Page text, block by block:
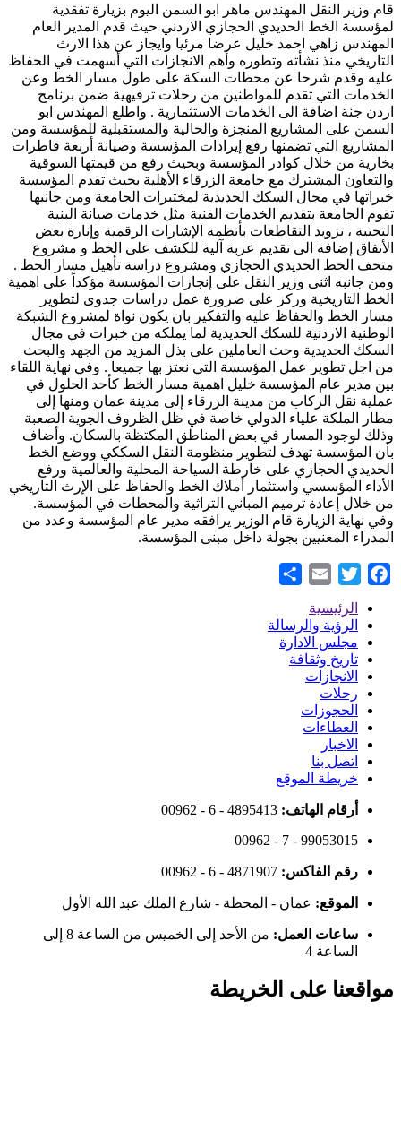
قام وزير النقل المهندس ماهر ابو السمن اليوم بزيارة تفقدية
لمؤسسة الخط الحديدي الحجازي الاردني حيث قدم المدير العام
المهندس زاهي احمد خليل عرضا مرئيا وايجاز عن هذا الارث
التاريخي منذ نشأته وتطوره وأهم الانجازات التي أسهمت في الحفاظ
عليه وقدم شرحا عن محطات السكة على طول مسار الخط وعن
الخدمات التي تقدم للمواطنين من رحلات ترفيهية ضمن برنامج
اردن جنة اضافة الى الخدمات الاستثمارية . واطلع المهندس ابو
السمن على المشاريع المنجزة والحالية والمستقبلية للمؤسسة ومن
المشاريع التي تضمنها رفع إيرادات المؤسسة وصيانة أربعة قاطرات
بخارية من خلال كوادر المؤسسة وبحيث رفع من قيمتها السوقية
والتعاون المشترك مع جامعة الزرقاء الأهلية بحيث تقدم المؤسسة
خبراتها في مجال السكك الحديدية لمختبرات الجامعة ومن جانبها
تقوم الجامعة بتقديم الخدمات الفنية مثل خدمات صيانة البنية
التحتية ، تزويد التقاطعات بأنظمة الإشارات الرقمية وإنارة بعض
الأنفاق إضافة الى تقديم عربة آلية للكشف على الخط و مشروع
متحف الخط الحديدي الحجازي ومشروع دراسة تأهيل مسار الخط .
ومن جانبه اثنى وزير النقل على إنجازات المؤسسة مؤكداً على اهمية
الخط التاريخية وركز على ضرورة عمل دراسات جدوى لتطوير
مسار الخط والحفاظ عليه والتفكير بان يكون نواة لمشروع الشبكة
الوطنية الاردنية للسكك الحديدية لما يملكه من خبرات في مجال
السكك الحديدية وحث العاملين على بذل المزيد من الجهد والبحث
من اجل تطوير عمل المؤسسة التي نعتز بها جميعا . وفي نهاية اللقاء
بين مدير عام المؤسسة خليل اهمية مسار الخط كأحد الحلول في
عملية نقل الركاب من مدينة الزرقاء إلى مدينة عمان ومنها إلى
مطار الملكة علياء الدولي خاصة في ظل الظروف الجوية الصعبة
وذلك لوجود المسار في بعض المناطق المكتظة بالسكان. وأضاف
بأن المؤسسة تهدف لتطوير منظومة النقل السككي ووضع الخط
الحديدي الحجازي على خارطة السياحة المحلية والعالمية ورفع
الأداء المؤسسي واستثمار أملاك الخط والحفاظ على الإرث التاريخي
من خلال إعادة ترميم المباني التراثية والمحطات في المؤسسة.
وفي نهاية الزيارة قام الوزير يرافقه مدير عام المؤسسة وعدد من
المدراء المعنيين بجولة داخل مبنى المؤسسة.
Facebook
Twitter
Email
Footer
Menu
الرئيسية
الرؤية والرسالة
مجلس الادارة
تاريخ وثقافة
الانجازات
رحلات
الحجوزات
العطاءات
الاخبار
اتصل بنا
خريطة الموقع
أرقام الهاتف: 00962 - 6 - 4895413
00962 - 7 - 99053015
رقم الفاكس: 00962 - 6 - 4871907
الموقع: عمان - المحطة - شارع الملك عبد الله الأول
ساعات العمل:
من الأحد إلى الخميس من الساعة 8 إلى
الساعة 4
مواقعنا على الخريطة